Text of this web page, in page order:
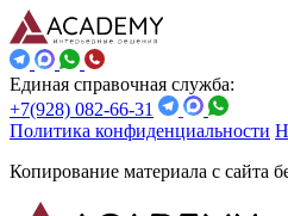
Единая справочная служба:
+7(928) 082-66-31
Политика конфиденциальности
Копирование материала с сайта